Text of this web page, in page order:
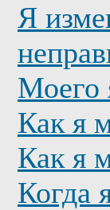
Я
Моего
Как я
Как я
Когда